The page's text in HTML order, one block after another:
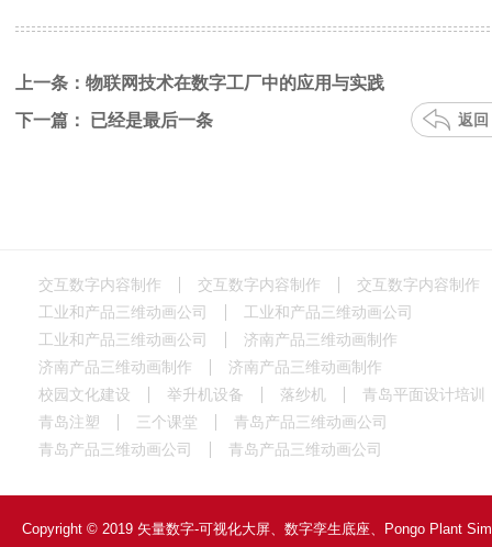
上一条：物联网技术在数字工厂中的应用与实践
下一篇： 已经是最后一条
返回
交互数字内容制作 交互数字内容制作
交互数字内容制作
工业和产品三维动画公司
工业和产品三维动画公司
工业和产品三维动画公司
济南产品三维动画制作
济南产品三维动画制作
济南产品三维动画制作
校园文化建设
举升机设备 落纱机
青岛平面设计培训
青岛注塑
三个课堂
青岛产品三维动画公司
青岛产品三维动画公司
青岛产品三维动画公司
Copyright © 2019 矢量数字-可视化大屏、数字孪生底座、Pongo Plant